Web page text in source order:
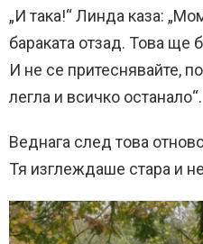
„И така!“ Линда каза:
бараката отзад. Това
И не се притеснявайте,
легла и всичко останало“.
Веднага след това
Тя изглеждаше стара и